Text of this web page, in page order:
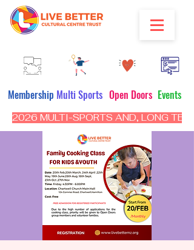
Multi Sports Open Doors Events
Membership
2026 MULTI-SPORTS AND, LONG